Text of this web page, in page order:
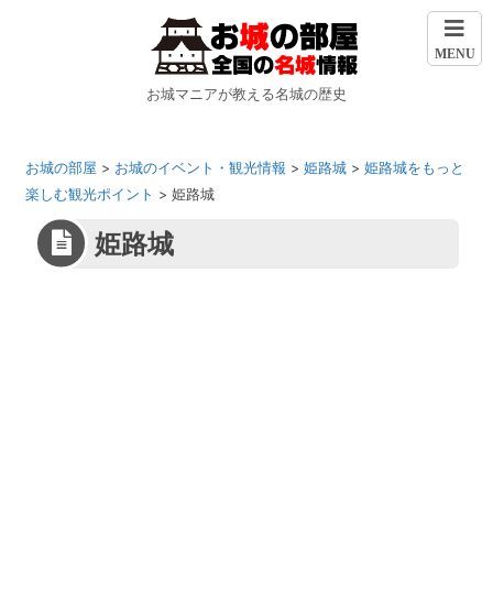
MENU
お城マニアが教える名城の歴史
お城の部屋 > お城のイベント・観光情報 > 姫路城> 姫路城をもっと
楽しむ観光ポイント > 姫路城
姫路城